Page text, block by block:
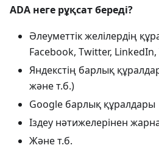
ADA неге рұқсат береді?
Әлеуметтік желілердің
Facebook, Twitter,
Яндекстің барлық
және т.б.)
Google барлық құралдары
Іздеу нәтижелерінен
Және т.б.